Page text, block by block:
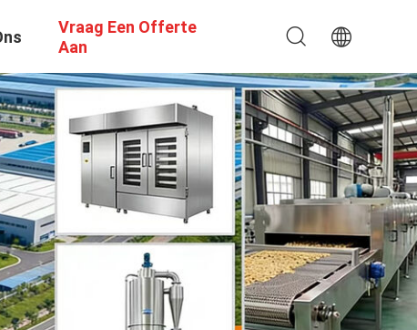
Vraag Een Offerte
Aan